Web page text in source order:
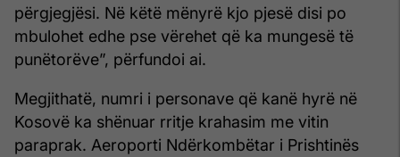
përgjegjësi. Në këtë mënyrë kjo pjesë disi po
mbulohet edhe pse vërehet që ka mungesë të
punëtorëve”, përfundoi ai.
Megjithatë, numri i personave që kanë hyrë në
Kosovë ka shënuar rritje krahasim me vitin
paraprak. Aeroporti Ndërkombëtar i Prishtinës